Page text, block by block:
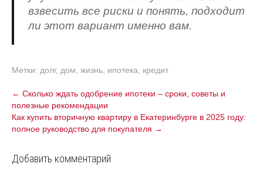
взвесить все риски и понять, подходит
ли этот вариант именно вам.
Метки: долг, дом жизнь ипотека кредит
Навигация
по
записям
← Сколько ждать одобрение ипотеки – сроки, советы и
полезные рекомендации
Как купить вторичную квартиру в Екатеринбурге в 2025 году:
полное руководство для покупателя →
Добавить комментарий